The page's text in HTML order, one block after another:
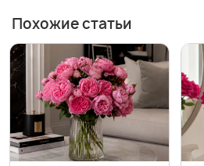
Похожие статьи